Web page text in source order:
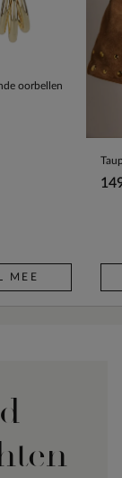
oorbellen
MEE